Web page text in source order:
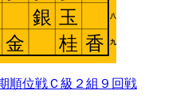
順位戦Ｃ級２組９回戦